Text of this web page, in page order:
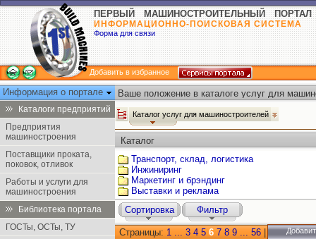
ПЕРВЫЙ МАШИНОСТРОИТЕЛЬНЫЙ ПОРТАЛ
ИНФОРМАЦИОННО-ПОИСКОВАЯ СИСТЕМА
Форма для связи
Добавить в избранное
Информация о портале
Каталоги предприятий
Предприятия
машиностроения
Поставщики проката,
поковок, отливок
Работы и услуги для
машиностроения
Библиотека портала
ГОСТы, ОСТы, ТУ
Ваше положение в каталоге услуг для
Каталог услуг для машиностроителей
Каталог
Транспорт, склад, логистика
Инжиниринг
Маркетинг и брэндинг
Выставки и реклама
Сортировка
Фильтр
Страницы: 1 ... 3 4 5 6 7 8 9 ... 56